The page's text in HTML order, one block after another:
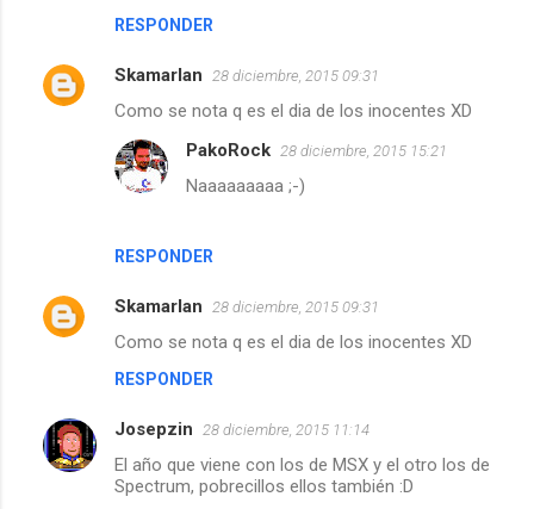
RESPONDER
Skamarlan 28 diciembre, 2015 09:31
Como se nota q es el dia de los inocentes XD
RESPONDER
PakoRock 28 diciembre, 2015 15:21
Naaaaaaaaa ;-)
Skamarlan 28 diciembre, 2015 09:31
Como se nota q es el dia de los inocentes XD
RESPONDER
Josepzin 28 diciembre, 2015 11:14
El año que viene con los de MSX y el otro los de
Spectrum, pobrecillos ellos también :D